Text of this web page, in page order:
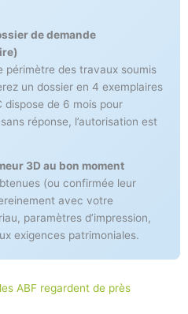
de demande
périmètre des travaux soumis
un dossier en 4 exemplaires
dispose de 6 mois pour
réponse, l’autorisation est
3D au bon moment
(ou confirmée leur
avec votre
paramètres d’impression,
exigences patrimoniales.
ABF regardent de près